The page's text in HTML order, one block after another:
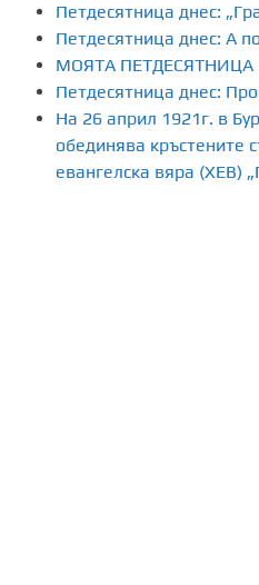
я
н
е
Петдесятница днес:
Петдесятница днес: А
МОЯТА ПЕТДЕСЯТНИЦА
Петдесятница днес:
На 26 април 1921г. в
обединява кръстените
евангелска вяра (ХЕВ)